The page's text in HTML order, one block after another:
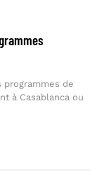
programmes de
à Casablanca ou